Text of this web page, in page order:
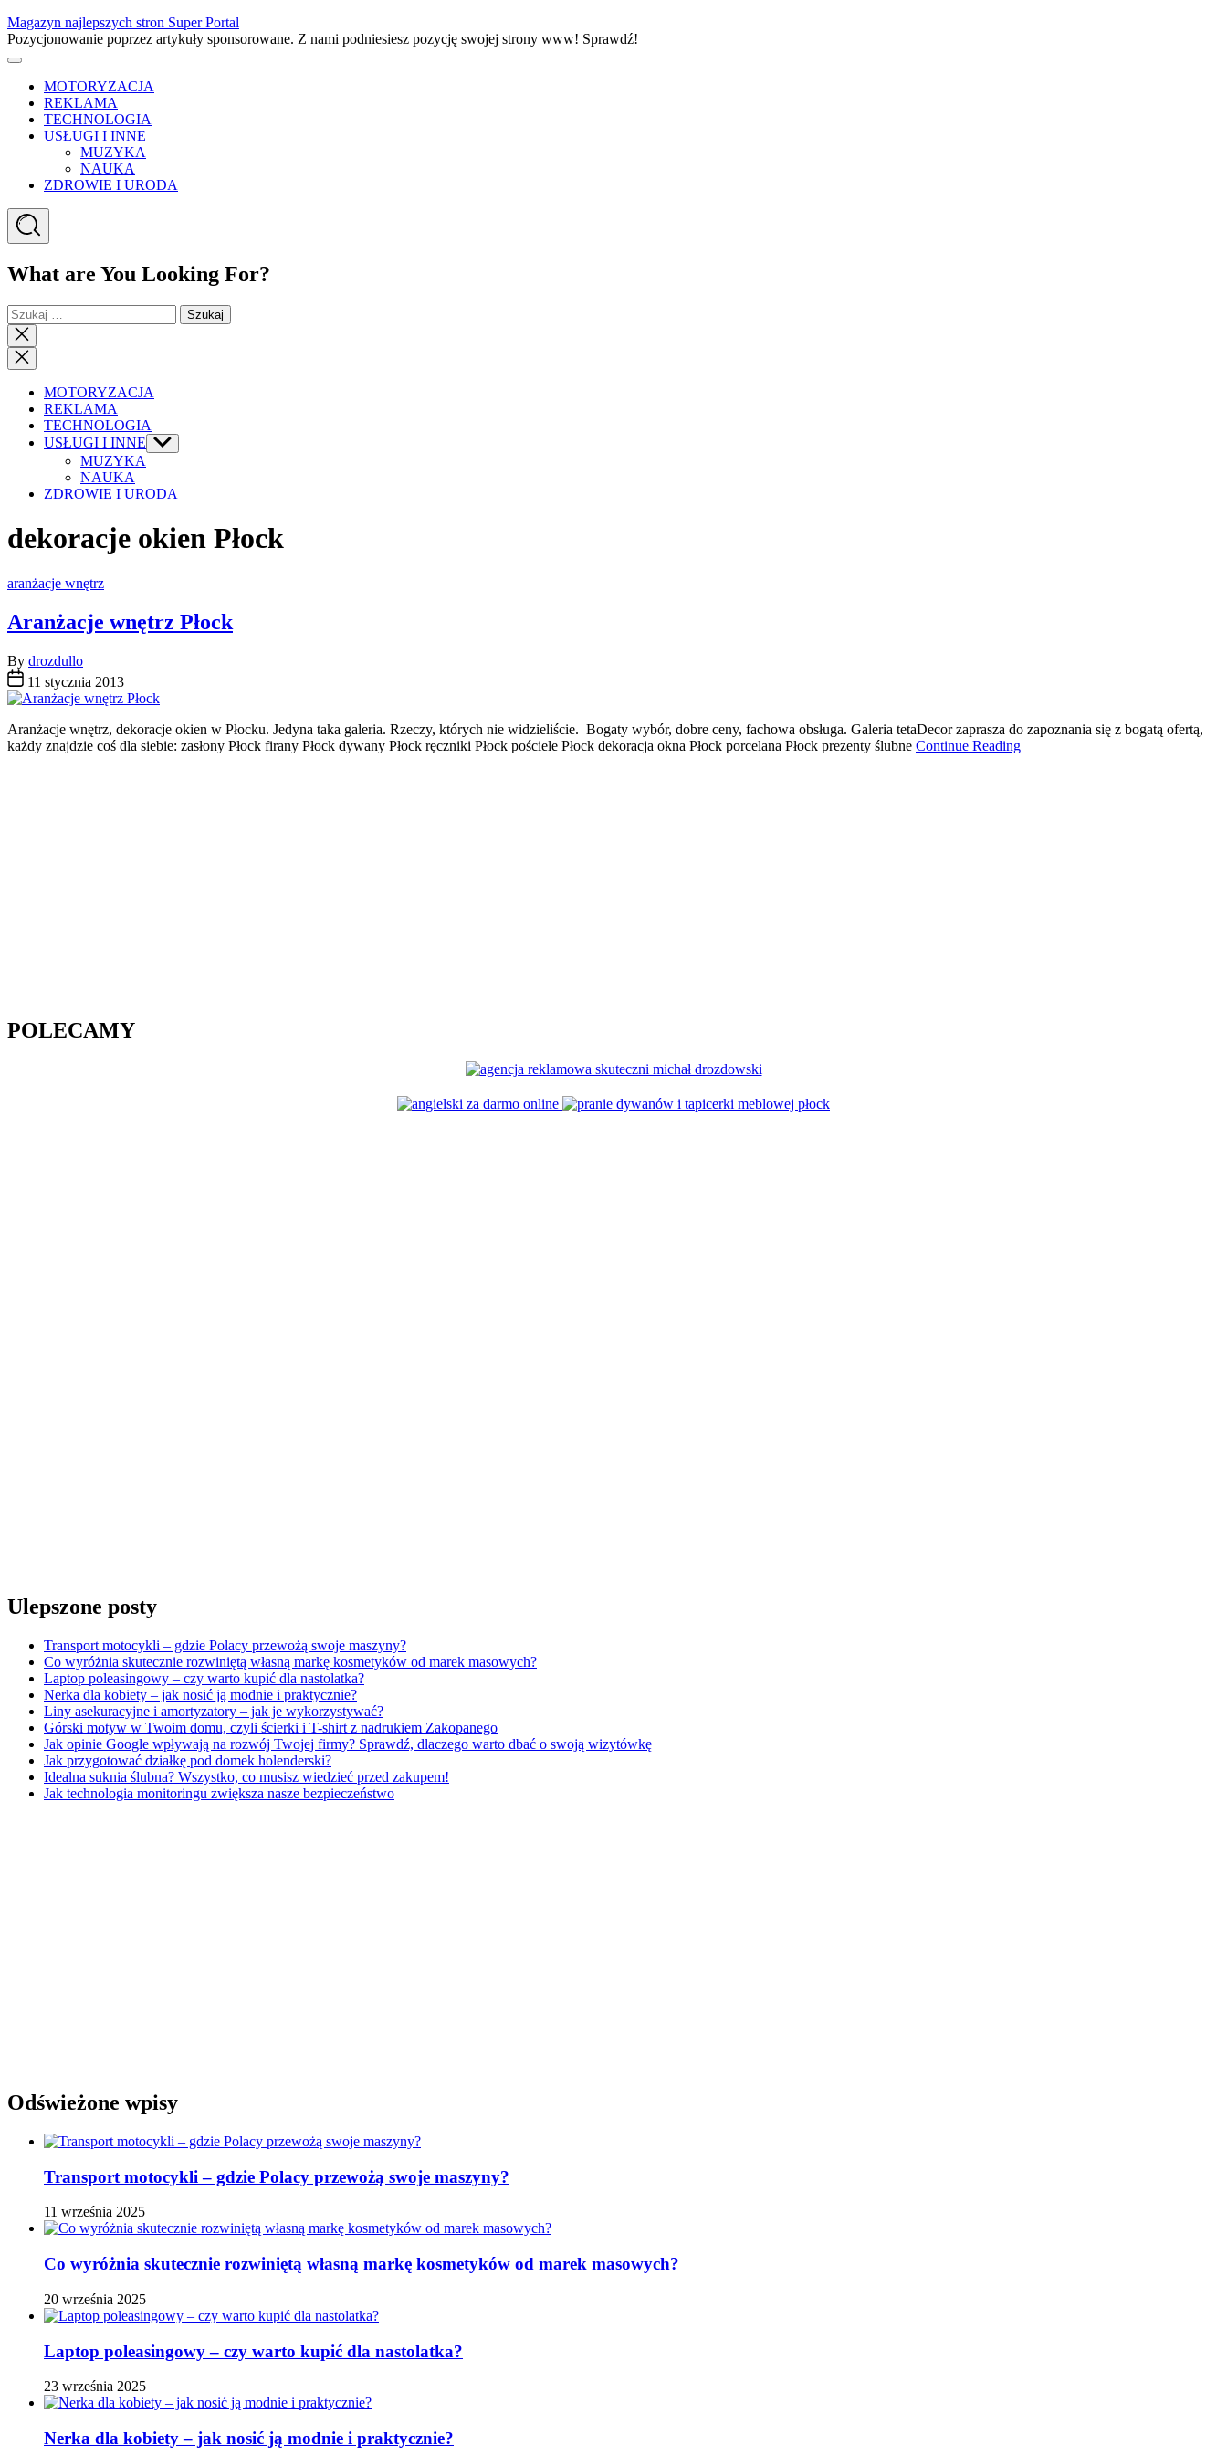
Skip
to
content
Magazyn najlepszych stron Super Portal
Pozycjonowanie poprzez artykuły sponsorowane. Z nami podniesiesz pozycję swojej strony www! Sprawdź!
Menu
MOTORYZACJA
REKLAMA
TECHNOLOGIA
USŁUGI I INNE
MUZYKA
NAUKA
ZDROWIE I URODA
Search
What are You Looking For?
Szukaj:
Close
search
Close
Menu
MOTORYZACJA
REKLAMA
TECHNOLOGIA
USŁUGI I INNE Show
sub
MUZYKA
NAUKA
ZDROWIE I URODA
dekoracje okien Płock
Categories
aranżacje wnętrz
Aranżacje wnętrz Płock
By drozdullo
11 stycznia 2013
Aranżacje wnętrz, dekoracje okien w Płocku. Jedyna taka galeria. Rzeczy, których nie widzieliście. Bogaty wybór, dobre ceny, fachowa obsługa. Galeria tetaDecor zaprasza do zapoznania się z bogatą ofertą,
każdy znajdzie coś dla siebie: zasłony Płock firany Płock dywany Płock ręczniki Płock pościele Płock dekoracja okna Płock porcelana Płock prezenty ślubne Continue Reading
POLECAMY
Ulepszone posty
Transport motocykli – gdzie Polacy przewożą swoje maszyny?
Co wyróżnia skutecznie rozwiniętą własną markę kosmetyków od marek masowych?
Laptop poleasingowy – czy warto kupić dla nastolatka?
Nerka dla kobiety – jak nosić ją modnie i praktycznie?
Liny asekuracyjne i amortyzatory – jak je wykorzystywać?
Górski motyw w Twoim domu, czyli ścierki i T-shirt z nadrukiem Zakopanego
Jak opinie Google wpływają na rozwój Twojej firmy? Sprawdź, dlaczego warto dbać o swoją wizytówkę
Jak przygotować działkę pod domek holenderski?
Idealna suknia ślubna? Wszystko, co musisz wiedzieć przed zakupem!
Jak technologia monitoringu zwiększa nasze bezpieczeństwo
Odświeżone wpisy
Transport motocykli – gdzie Polacy przewożą swoje maszyny?
11 września 2025
Co wyróżnia skutecznie rozwiniętą własną markę kosmetyków od marek masowych?
20 września 2025
Laptop poleasingowy – czy warto kupić dla nastolatka?
23 września 2025
Nerka dla kobiety – jak nosić ją modnie i praktycznie?